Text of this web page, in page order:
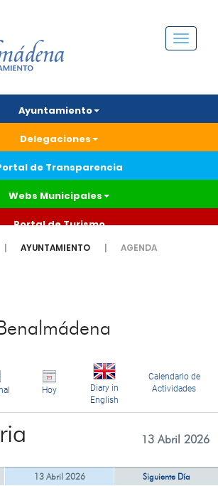
Menú
Ayuntamiento
Delegaciones
de Transparencia
Webs Municipales
Portal de Turismo
AYUNTAMIENTO AGENDA
Hoy
Diary in
English
Calendario de
Actividades
13 Abril 2026
13 Abril 2026 Siguiente Día